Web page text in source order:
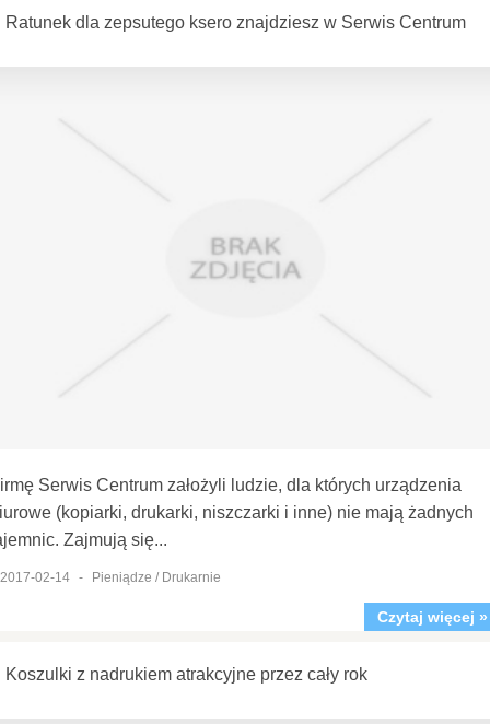
Ratunek dla zepsutego ksero znajdziesz w Serwis Centrum
Serwis Centrum założyli ludzie, dla których urządzenia
(kopiarki, drukarki, niszczarki i inne) nie mają żadnych
Zajmują się...
2017-02-14 - Pieniądze / Drukarnie
Czytaj więcej »
Koszulki z nadrukiem atrakcyjne przez cały rok